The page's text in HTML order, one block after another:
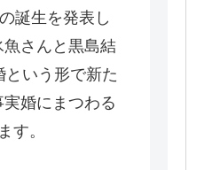
誕生を発表し
さんと黒島結
いう形で新た
婚にまつわる
す。